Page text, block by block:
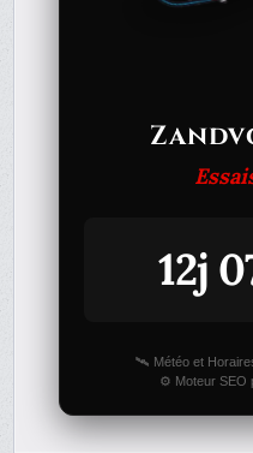
12j
🛰️ Météo et
⚙️ Moteur SEO